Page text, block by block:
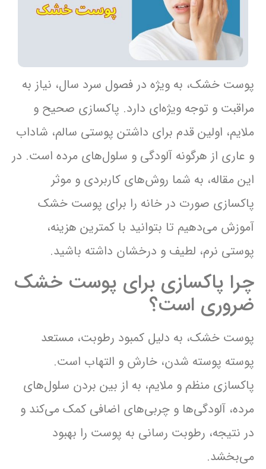
پوست خشک، به ویژه در فصول سرد سال، نیاز به
مراقبت و توجه ویژه‌ای دارد. پاکسازی صحیح و
ملایم، اولین قدم برای داشتن پوستی سالم، شاداب
و عاری از هرگونه آلودگی و سلول‌های مرده است. در
این مقاله، به شما روش‌های کاربردی و موثر
پاکسازی صورت در خانه را برای پوست خشک
آموزش می‌دهیم تا بتوانید با کمترین هزینه،
پوستی نرم، لطیف و درخشان داشته باشید.
چرا پاکسازی برای پوست خشک
ضروری است؟
پوست خشک، به دلیل کمبود رطوبت، مستعد
پوسته پوسته شدن، خارش و التهاب است.
پاکسازی منظم و ملایم، به از بین بردن سلول‌های
مرده، آلودگی‌ها و چربی‌های اضافی کمک می‌کند و
در نتیجه، رطوبت رسانی به پوست را بهبود
می‌بخشد.